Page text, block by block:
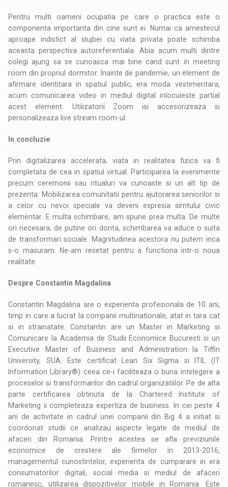
Pentru multi oameni ocupatia pe care o practica este o
componenta importanta din cine sunt ei. Numai ca amestecul
aproape indistict al slujbei cu viata privata poate schimba
aceasta perspectiva autoreferentiala. Abia acum multi dintre
colegi ajung sa se cunoasca mai bine cand sunt in meeting
room din propriul dormitor. Inainte de pandemie, un element de
afirmare identitara in spatiul public, era moda vestimentara,
acum comunicarea video in mediul digital inlocuieste partial
acest element. Utilizatorii Zoom isi accesorizeaza si
personalizeaza live stream room-ul.
In concluzie
Prin digitalizarea accelerata, viata in realitatea fizica va fi
completata de cea in spatiul virtual. Participarea la evenimente
precum ceremonii sau ritualuri va cunoaste si un alt tip de
prezenta. Mobilizarea comunitatii pentru ajutorarea seniorilor si
a celor cu nevoi speciale va deveni expresia simtului civic
elementar. E multa schimbare, am spune prea multa. De multe
ori necesara, de putine ori dorita, schimbarea va aduce o suita
de transformari sociale. Magnitudinea acestora nu putem inca
s-o masuram. Ne-am resetat pentru a functiona intr-o noua
realitate.
Despre Constantin Magdalina
Constantin Magdalina are o experienta profesionala de 10 ani,
timp in care a lucrat la companii multinationale, atat in tara cat
si in strainatate. Constantin are un Master in Marketing si
Comunicare la Academia de Studii Economice Bucuresti si un
Executive Master of Business and Administration la Tiffin
University, SUA. Este certificat Lean Six Sigma si ITIL (IT
Information Library®) ceea ce-i faciliteaza o buna intelegere a
proceselor si transformarilor din cadrul organizatiilor. Pe de alta
parte certificarea obtinuta de la Chartered Institute of
Marketing ii completeaza expertiza de business. In cei peste 4
ani de activitate in cadrul unei companii din Big 4 a initiat si
coordonat studii ce analizau aspecte legate de mediul de
afaceri din Romania. Printre acestea se afla previziunile
economice de crestere ale firmelor in 2013-2016,
managementul cunostintelor, experienta de cumparare in era
consumatorilor digitali, social media si mediul de afaceri
romanesc, utilizarea dispozitivelor mobile in Romania. Este